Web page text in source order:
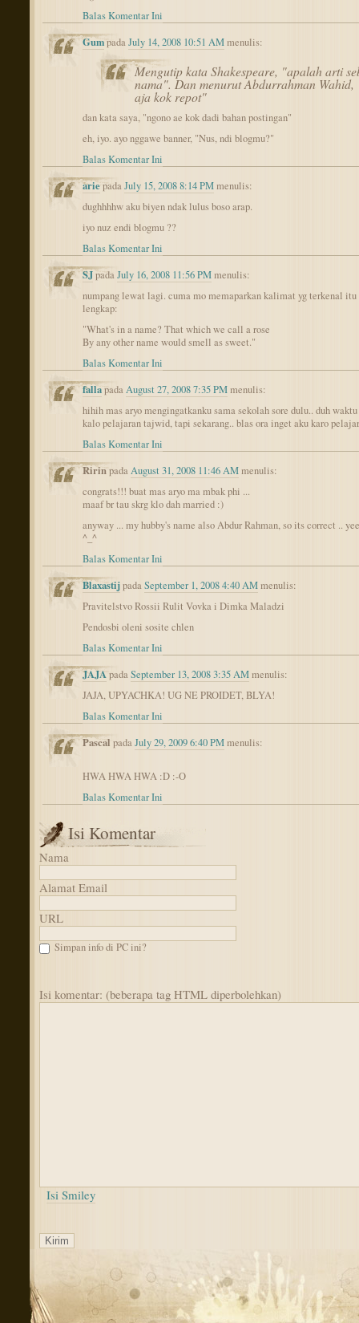
Balas Komentar Ini
GumpadaJuly 14, 2008 10:51 AMmenulis:
Mengutip kata Shakespeare, "apalah arti
nama". Dan menurut Abdurrahman Wahid,
aja kok repot"
dan kata saya, "ngono ae kok dadi bahan postingan"
eh, iyo. ayo nggawe banner, "Nus, ndi blogmu?"
Balas Komentar Ini
ariepadaJuly 15, 2008 8:14 PMmenulis:
dughhhhw aku biyen ndak lulus boso arap.
iyo nuz endi blogmu ??
Balas Komentar Ini
SJpadaJuly 16, 2008 11:56 PMmenulis:
numpang lewat lagi. cuma mo memaparkan kalimat yg terkenal itu
lengkap:
"What's in a name? That which we call a rose
By any other name would smell as sweet."
Balas Komentar Ini
fallapadaAugust 27, 2008 7:35 PMmenulis:
hihih mas aryo mengingatkanku sama sekolah sore dulu.. duh
kalo pelajaran tajwid, tapi sekarang.. blas ora inget aku karo
Balas Komentar Ini
RirinpadaAugust 31, 2008 11:46 AMmenulis:
congrats!!! buat mas aryo ma mbak phi ...
maaf br tau skrg klo dah married :)
anyway ... my hubby's name also Abdur Rahman, so its correct ..
^_^
Balas Komentar Ini
BlaxastijpadaSeptember 1, 2008 4:40 AMmenulis:
Pravitelstvo Rossii Rulit Vovka i Dimka Maladzi
Pendosbi oleni sosite chlen
Balas Komentar Ini
JAJApadaSeptember 13, 2008 3:35 AMmenulis:
JAJA, UPYACHKA! UG NE PROIDET, BLYA!
Balas Komentar Ini
Pascal padaJuly 29, 2009 6:40 PMmenulis:
HWA HWA HWA :D :-O
Balas Komentar Ini
Isi Komentar
Nama
Alamat Email
URL
Simpan info di PC ini?
Isi komentar: (beberapa tag HTML diperbolehkan)
Isi Smiley